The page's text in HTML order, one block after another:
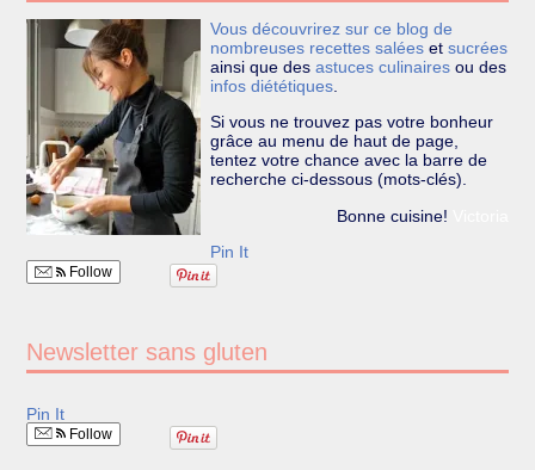
Vous découvrirez sur ce blog de
nombreuses recettes saléeset sucrées
ainsi que des astuces culinairesou des
infos diététiques.
Si vous ne trouvez pas votre bonheur
grâce au menu de haut de page,
tentez votre chance avec la barre de
recherche ci-dessous (mots-clés).
Bonne cuisine!
Pin It
Follow
Newsletter sans gluten
Pin It
Follow